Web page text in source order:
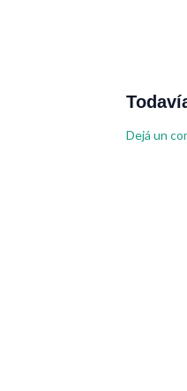
Dejá un